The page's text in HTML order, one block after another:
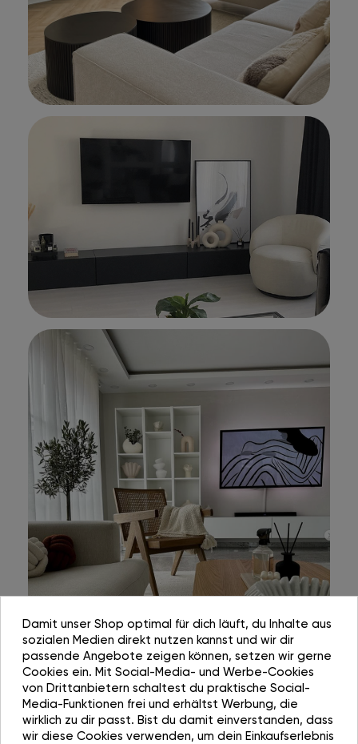
Damit unser Shop optimal für dich läuft, du Inhalte aus
sozialen Medien direkt nutzen kannst und wir dir
passende Angebote zeigen können, setzen wir gerne
Cookies ein. Mit Social-Media- und Werbe-Cookies
von Drittanbietern schaltest du praktische Social-
Media-Funktionen frei und erhältst Werbung, die
wirklich zu dir passt. Bist du damit einverstanden, dass
wir diese Cookies verwenden, um dein Einkaufserlebnis